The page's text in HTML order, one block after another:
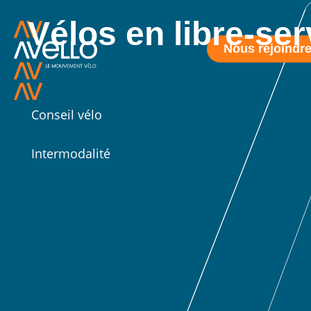
Nous rejoindre
Vélos en libre-
Conseil vélo
Intermodalité